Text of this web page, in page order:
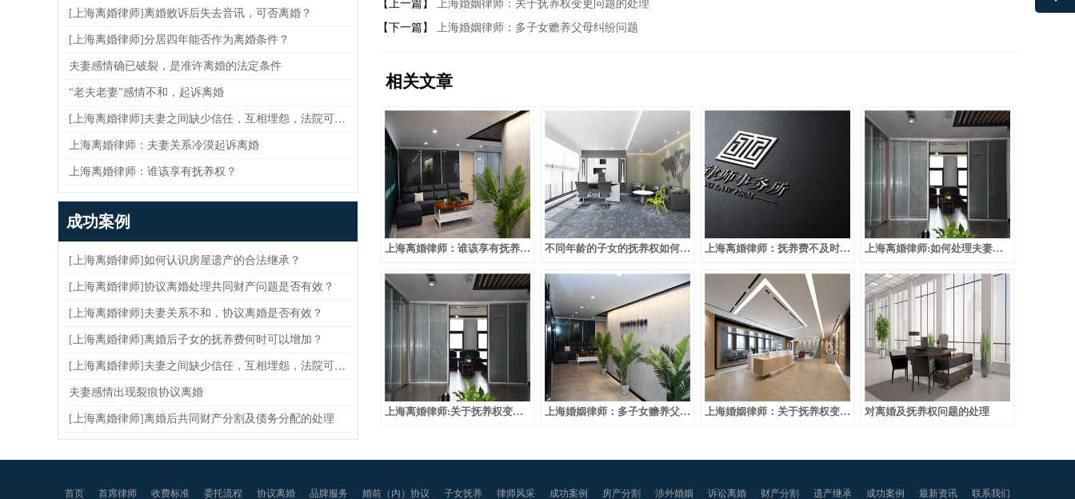
[上海离婚律师]离婚败诉后失去音讯，可否离婚？
[上海离婚律师]分居四年能否作为离婚条件？
夫妻感情确已破裂，是准许离婚的法定条件
“老夫老妻”感情不和，起诉离婚
上海离婚律师：夫妻关系冷漠起诉离婚
上海离婚律师：谁该享有抚养权？
成功案例
[上海离婚律师]如何认识房屋遗产的合法继承？
[上海离婚律师]协议离婚处理共同财产问题是否有效？
[上海离婚律师]夫妻关系不和，协议离婚是否有效？
[上海离婚律师]离婚后子女的抚养费何时可以增加？
夫妻感情出现裂痕协议离婚
[上海离婚律师]离婚后共同财产分割及债务分配的处理
【上一篇】
上海婚姻律师：关于抚养权变更问题的处理
【下一篇】
上海婚姻律师：多子女赡养父母纠纷问题
相关文章
上海离婚律师：谁该享有抚养权？ 不同年龄的子女的抚养权如何处理 上海离婚律师：抚养费不及时给付怎么办 上海离婚律师:如何处理夫妻感情不和离婚及抚养权财产分割问题
上海离婚律师:关于抚养权变更的条件问题 上海婚姻律师：多子女赡养父母纠纷问题 上海婚姻律师：关于抚养权变更问题的处理 对离婚及抚养权问题的处理
首页 首席律师 收费标准 委托流程 协议离婚 品牌服务 婚前（内）协议 子女抚养 律师风采 成功案例 房产分割 涉外婚姻 诉讼离婚 财产分割 遗产继承 成功案例 最新资讯 联系我们